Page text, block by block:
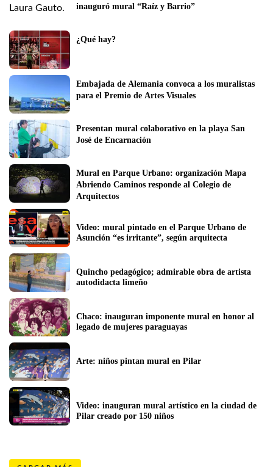
Embajada de Alemania convoca a los muralistas
para el Premio de Artes Visuales
Presentan mural colaborativo en la playa San
José de Encarnación
Mural en Parque Urbano: organización Mapa
Abriendo Caminos responde al Colegio de
Arquitectos
Video: mural pintado en el Parque Urbano de
Asunción “es irritante”, según arquitecta
Quincho pedagógico; admirable obra de artista
autodidacta limeño
Chaco: inauguran imponente mural en honor al
legado de mujeres paraguayas
Arte: niños pintan mural en Pilar
Video: inauguran mural artístico en la ciudad de
Pilar creado por 150 niños